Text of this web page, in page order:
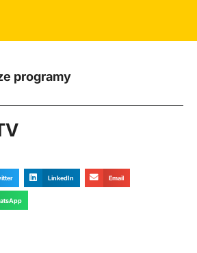
programy
LinkedIn Email